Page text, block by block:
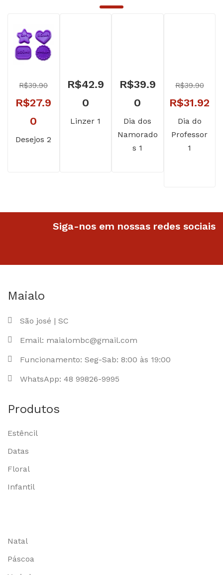
R$39.90
O
preço
original
R$27.9
0
preço
Desejos 2
R$42.9
0
Linzer 1
R$39.9
0
Dia dos
Namorado
s 1
R$39.90
O
preço
original
R$31.92
Dia do
Professor
1
Siga-nos em nossas redes sociais
Maialo
São josé | SC
Email: maialombc@gmail.com
Funcionamento: Seg-Sab: 8:00 às 19:00
WhatsApp: 48 99826-9995
Produtos
Estêncil
Datas
Floral
Infantil
Natal
Páscoa